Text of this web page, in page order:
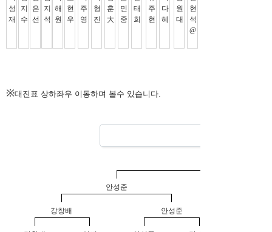
※대진표 상하좌우 이동하며 볼수 있습니다.